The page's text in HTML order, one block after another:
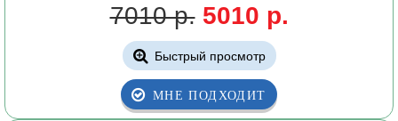
7010 р. 5010 р.
Быстрый просмотр
МНЕ ПОДХОДИТ